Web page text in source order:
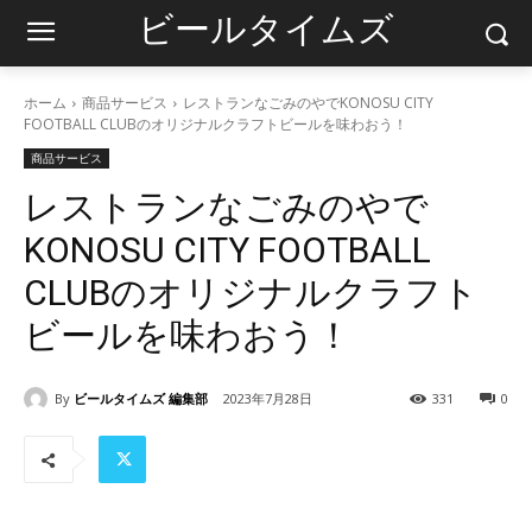
ビールタイムズ
ホーム 商品サービス
レストランなごみのやでKONOSU CITY
FOOTBALL CLUBのオリジナルクラフトビールを味わおう！
商品サービス
レストランなごみのやで
KONOSU CITY FOOTBALL
CLUBのオリジナルクラフト
ビールを味わおう！
By ビールタイムズ 編集部 2023年7月28日 0
331